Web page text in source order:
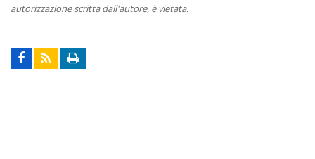
autorizzazione scritta dall'autore, è vietata.